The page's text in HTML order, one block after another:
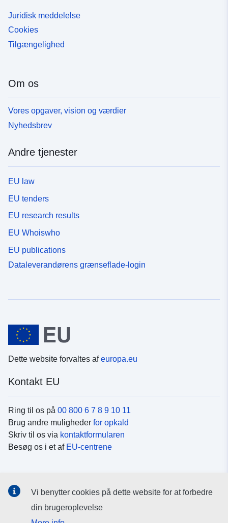
Juridisk meddelelse
Cookies
Tilgængelighed
Om os
Vores opgaver, vision og værdier
Nyhedsbrev
Andre tjenester
EU law
EU tenders
EU research results
EU Whoiswho
EU publications
Dataleverandørens grænseflade-login
Dette website forvaltes afeuropa.eu
Kontakt EU
Ring til os på 00 800 6 7 8 9 10 11
Brug andre muligheder for opkald
Skriv til os via kontaktformularen
Besøg os i et af EU-centrene
Søg efter EU's sider påsociale medier
Vi benytter cookies på dette website for at forbedre
din brugeroplevelse